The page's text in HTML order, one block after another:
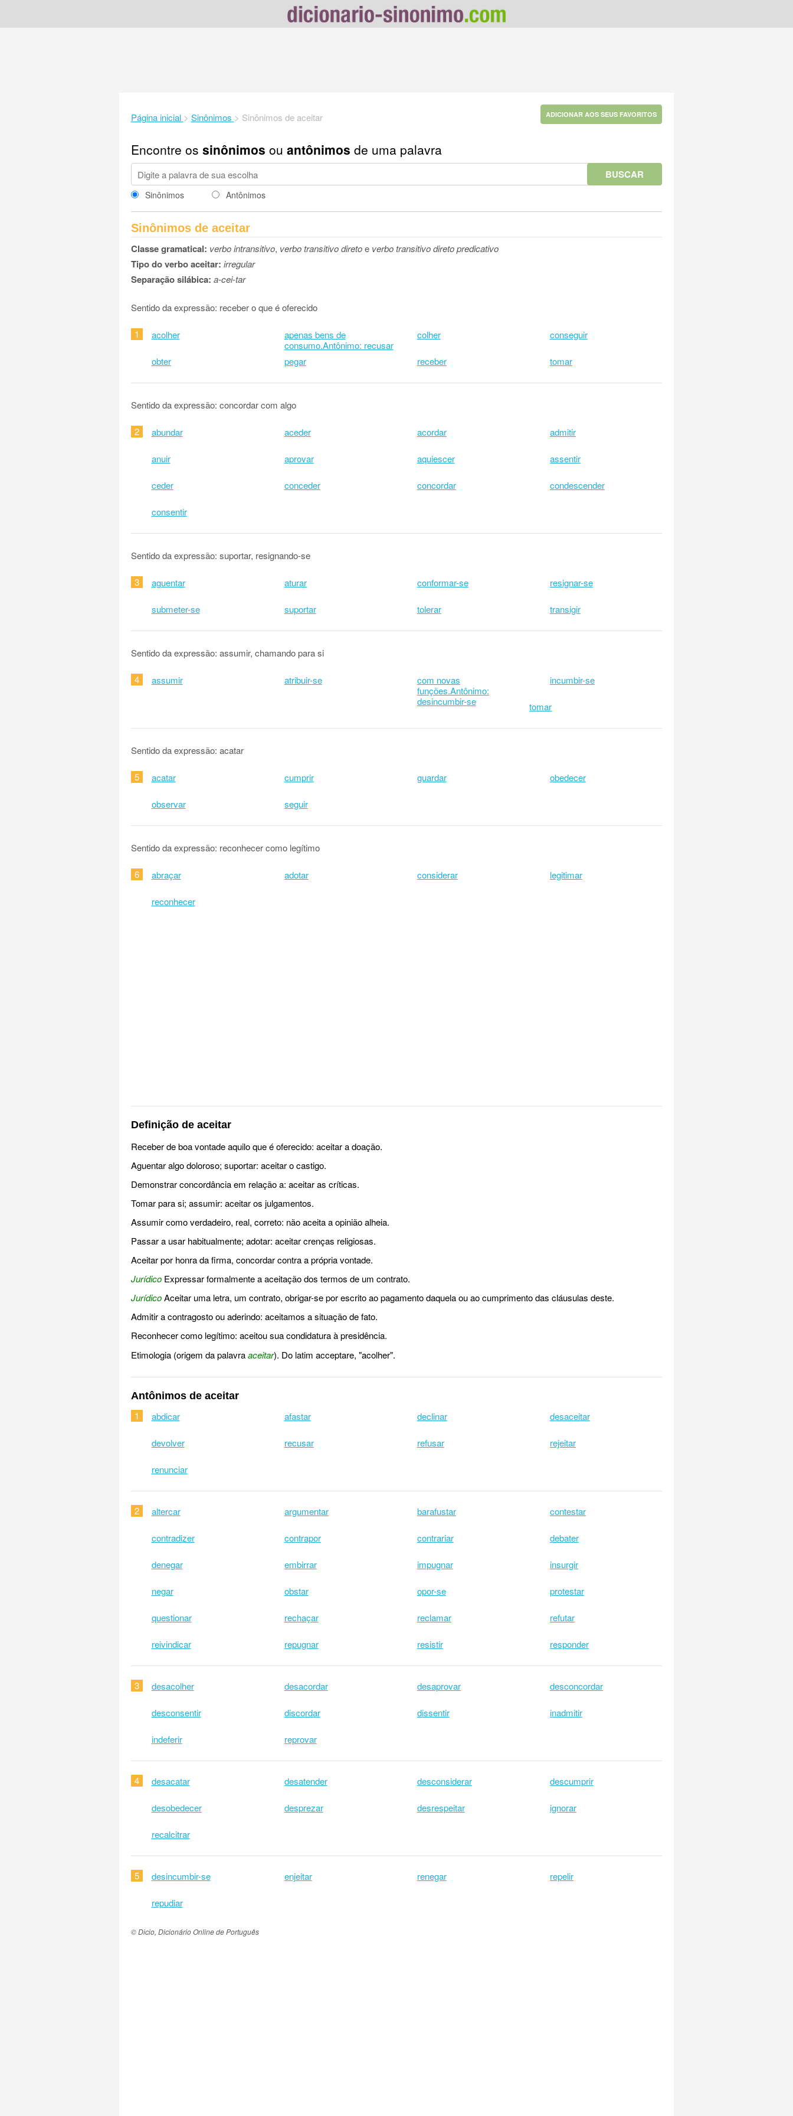
Página inicial > Sinônimos > Sinônimos de aceitar ADICIONAR AOS SEUS FAVORITOS
Encontre os sinônimos ou antônimos de uma palavra
BUSCAR
Sinônimos Antônimos
Sinônimos de aceitar
Classe gramatical: verbo intransitivo, verbo transitivo diretoe verbo transitivo direto predicativo
Tipo do verbo aceitar: irregular
Separação silábica: a-cei-tar
Sentido da expressão: receber o que é oferecido
1 acolher
apenas bens de
consumo.Antônimo: recusar
colher conseguir
obter pegar receber tomar
Sentido da expressão: concordar com algo
2 abundar aceder acordar admitir
anuir aprovar aquiescer assentir
ceder conceder concordar condescender
consentir
Sentido da expressão: suportar, resignando-se
3 aguentar aturar conformar-se resignar-se
submeter-se suportar tolerar transigir
Sentido da expressão: assumir, chamando para si
4 assumir atribuir-se
com novas
funções.Antônimo:
desincumbir-se
incumbir-se
tomar
Sentido da expressão: acatar
5 acatar cumprir guardar obedecer
observar seguir
Sentido da expressão: reconhecer como legítimo
6 abraçar adotar considerar legitimar
reconhecer
Definição de aceitar
Receber de boa vontade aquilo que é oferecido: aceitar a doação.
Aguentar algo doloroso; suportar: aceitar o castigo.
Demonstrar concordância em relação a: aceitar as críticas.
Tomar para si; assumir: aceitar os julgamentos.
Assumir como verdadeiro, real, correto: não aceita a opinião alheia.
Passar a usar habitualmente; adotar: aceitar crenças religiosas.
Aceitar por honra da firma, concordar contra a própria vontade.
JurídicoExpressar formalmente a aceitação dos termos de um contrato.
JurídicoAceitar uma letra, um contrato, obrigar-se por escrito ao pagamento daquela ou ao cumprimento das cláusulas deste.
Admitir a contragosto ou aderindo: aceitamos a situação de fato.
Reconhecer como legítimo: aceitou sua condidatura à presidência.
Etimologia (origem da palavraaceitar). Do latim acceptare, "acolher".
Antônimos de aceitar
1 abdicar afastar declinar desaceitar
devolver recusar refusar rejeitar
renunciar
2 altercar argumentar barafustar contestar
contradizer contrapor contrariar debater
denegar embirrar impugnar insurgir
negar obstar opor-se protestar
questionar rechaçar reclamar refutar
reivindicar repugnar resistir responder
3 desacolher desacordar desaprovar desconcordar
desconsentir discordar dissentir inadmitir
indeferir reprovar
4 desacatar desatender desconsiderar descumprir
desobedecer desprezar desrespeitar ignorar
recalcitrar
5 desincumbir-se enjeitar renegar repelir
repudiar
© Dicio, Dicionário Online de Português